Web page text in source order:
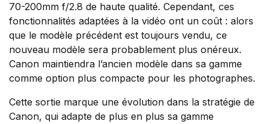
70-200mm f/2.8 de haute qualité. Cependant, ces
fonctionnalités adaptées à la vidéo ont un coût : alors
que le modèle précédent est toujours vendu, ce
nouveau modèle sera probablement plus onéreux.
Canon maintiendra l’ancien modèle dans sa gamme
comme option plus compacte pour les photographes.
Cette sortie marque une évolution dans la stratégie de
Canon, qui adapte de plus en plus sa gamme